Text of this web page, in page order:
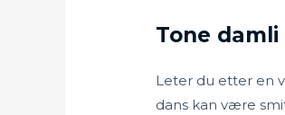
Tone
Leter du etter en
dans kan være